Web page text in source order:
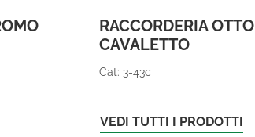
RACCORDERIA
CAVALETTO
Cat: 3-43c
VEDI TUTTI I PRODOTTI